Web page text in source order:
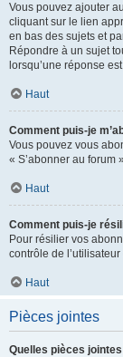
Vous pouvez ajouter
cliquant sur le lien
en bas des sujets et
Répondre à un sujet
lorsqu’une réponse
Haut
Comment puis-je
Vous pouvez vous
« S’abonner au forum
Haut
Comment puis-je
Pour résilier vos
contrôle de
Haut
Pièces jointes
Quelles pièces